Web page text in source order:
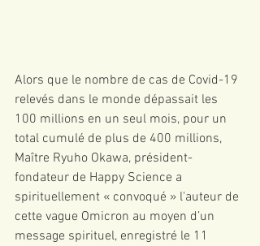
Alors que le nombre de cas de Covid-19
relevés dans le monde dépassait les
100 millions en un seul mois, pour un
total cumulé de plus de 400 millions,
Maître Ryuho Okawa, président-
fondateur de Happy Science a
spirituellement « convoqué » l'auteur de
cette vague Omicron au moyen d’un
message spirituel, enregistré le 11